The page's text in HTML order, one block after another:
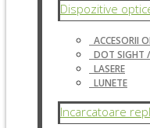
Dispozitive
ACCESORII
DOT SIGHT /
LASERE
LUNETE
Incarcatoare